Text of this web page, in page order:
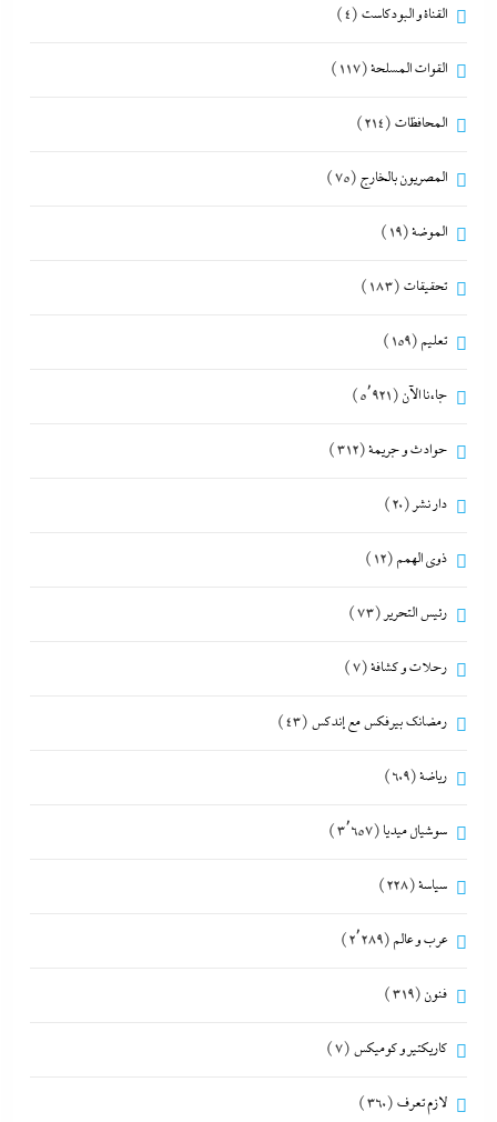
القناة و البودكاست (4)
القوات المسلحة(117)
المحافظات (214)
المصريون بالخارج (75)
الموضة(19)
تحقيقات (183)
تعليم (159)
جاءنا الآن (5٬921)
حوادث و جريمة(312)
دار نشر (20)
ذوى الهمم (12)
رئيس التحرير (73)
رحلات و كشافة(7)
رمضانك بيرفكس مع إندكس (43)
رياضة(609)
سوشيال ميديا (3٬657)
سياسة(228)
عرب و عالم (2٬289)
فنون (319)
كاريكتير و كوميكس (7)
لازم تعرف (360)